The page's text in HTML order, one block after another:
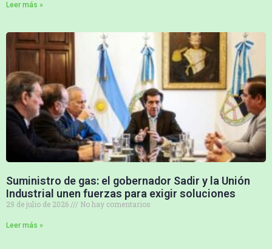
Leer más »
Suministro de gas: el gobernador Sadir y la Unión
Industrial unen fuerzas para exigir soluciones
29 de julio de 2026 No hay comentarios
Leer más »